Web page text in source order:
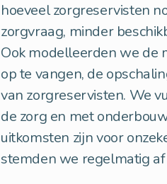
hoeveel zorgreservisten
zorgvraag, minder
Ook modelleerden we de
op te vangen, de
van zorgreservisten. We
de zorg en met
uitkomsten zijn voor
stemden we regelmatig